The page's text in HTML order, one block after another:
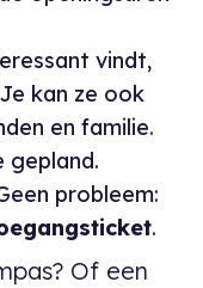
vindt,
kan ze ook
en familie.
gepland.
probleem:
.
Of een